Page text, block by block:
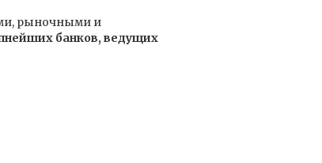
рыночными и
банков, ведущих